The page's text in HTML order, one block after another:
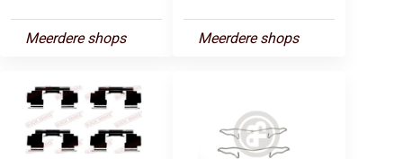
Meerdere shops Meerdere shops